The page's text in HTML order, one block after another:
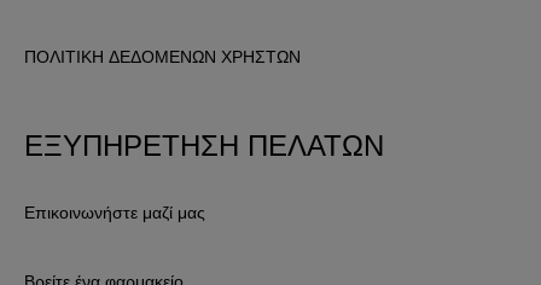
ΠΟΛΙΤΙΚΗ ΔΕΔΟΜΕΝΩΝ ΧΡΗΣΤΩΝ
ΕΞΥΠΗΡΕΤΗΣΗ ΠΕΛΑΤΩΝ
Επικοινωνήστε μαζί μας
Βρείτε ένα φαρμακείο